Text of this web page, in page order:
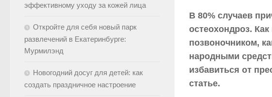
В 80% случаев
остеохондроз.
позвоночником,
народными
избавиться от
статье.
эффективному уходу за кожей лица
Откройте для себя новый парк
развлечений в Екатеринбурге:
Мурмилэнд
Новогодний досуг для детей: как
создать праздничное настроение